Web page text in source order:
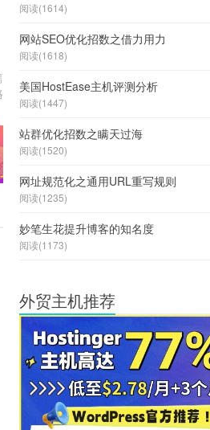
阅读(1614)
网站SEO优化招数之借力用力
阅读(1618)
美国HostEase主机评测分析
阅读(1447)
站群优化招数之瞒天过海
阅读(1520)
网址规范化之通用URL重写规则
阅读(1235)
妙笔生花提升博客的知名度
阅读(1173)
外贸主机推荐